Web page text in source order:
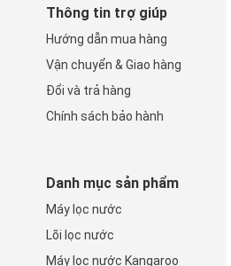
Thông tin trợ giúp
Hướng dẫn mua hàng
Vận chuyển & Giao hàng
Đổi và trả hàng
Chính sách bảo hành
Danh mục sản phẩm
Máy lọc nước
Lõi lọc nước
Máy lọc nước Kangaroo